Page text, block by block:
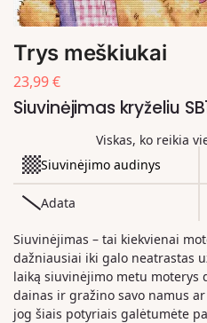
Trys meškiukai
23,99€
Siuvinėjimas kryželiu
Viskas, ko reikia
Siuvinėjimo audinys
Adata
Siuvinėjimas – tai kiekvienai
dažniausiai iki galo neatrastas
laiką siuvinėjimo metu moterys
dainas ir gražino savo namus
jog šiais potyriais galėtumėte